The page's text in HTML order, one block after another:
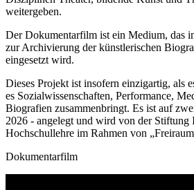
weitergeben.
Der Dokumentarfilm ist ein Medium, das
zur Archivierung der künstlerischen
eingesetzt wird.
Dieses Projekt ist insofern einzigartig, als
es Sozialwissenschaften, Performance,
Biografien zusammenbringt. Es ist auf
2026 - angelegt und wird von der Stiftung
Hochschullehre im Rahmen von
Dokumentarfilm